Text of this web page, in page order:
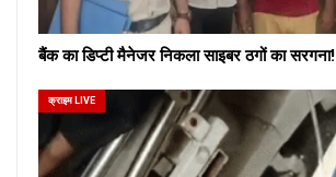
बैंक का डिप्टी मैनेजर निकला साइबर ठगों का सरगना!
क्राइम LIVE